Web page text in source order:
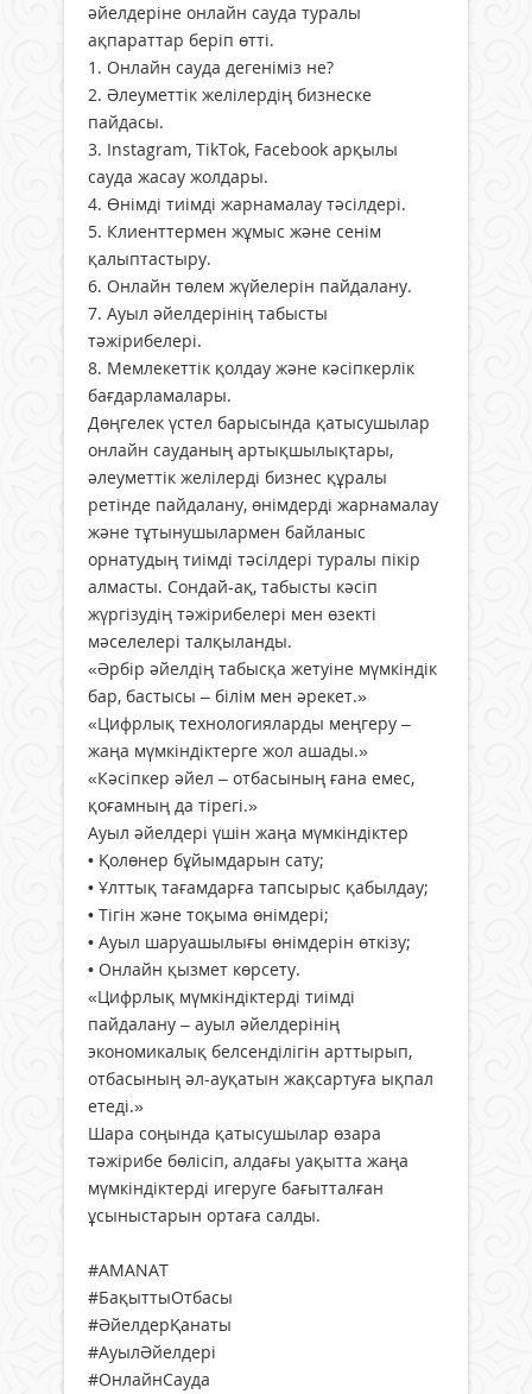
әйелдеріне онлайн сауда туралы
ақпараттар беріп өтті.
1. Онлайн сауда дегеніміз не?
2. Әлеуметтік желілердің бизнеске
пайдасы.
3. Instagram, TikTok, Facebook арқылы
сауда жасау жолдары.
4. Өнімді тиімді жарнамалау тәсілдері.
5. Клиенттермен жұмыс және сенім
қалыптастыру.
6. Онлайн төлем жүйелерін пайдалану.
7. Ауыл әйелдерінің табысты
тәжірибелері.
8. Мемлекеттік қолдау және кәсіпкерлік
бағдарламалары.
Дөңгелек үстел барысында қатысушылар
онлайн сауданың артықшылықтары,
әлеуметтік желілерді бизнес құралы
ретінде пайдалану, өнімдерді жарнамалау
және тұтынушылармен байланыс
орнатудың тиімді тәсілдері туралы пікір
алмасты. Сондай-ақ, табысты кәсіп
жүргізудің тәжірибелері мен өзекті
мәселелері талқыланды.
«Әрбір әйелдің табысқа жетуіне мүмкіндік
бар, бастысы – білім мен әрекет.»
«Цифрлық технологияларды меңгеру –
жаңа мүмкіндіктерге жол ашады.»
«Кәсіпкер әйел – отбасының ғана емес,
қоғамның да тірегі.»
Ауыл әйелдері үшін жаңа мүмкіндіктер
• Қолөнер бұйымдарын сату;
• Ұлттық тағамдарға тапсырыс қабылдау;
• Тігін және тоқыма өнімдері;
• Ауыл шаруашылығы өнімдерін өткізу;
• Онлайн қызмет көрсету.
«Цифрлық мүмкіндіктерді тиімді
пайдалану – ауыл әйелдерінің
экономикалық белсенділігін арттырып,
отбасының әл-ауқатын жақсартуға ықпал
етеді.»
Шара соңында қатысушылар өзара
тәжірибе бөлісіп, алдағы уақытта жаңа
мүмкіндіктерді игеруге бағытталған
ұсыныстарын ортаға салды.
#AMANAT
#БақыттыОтбасы
#ӘйелдерҚанаты
#АуылӘйелдері
#ОнлайнСауда